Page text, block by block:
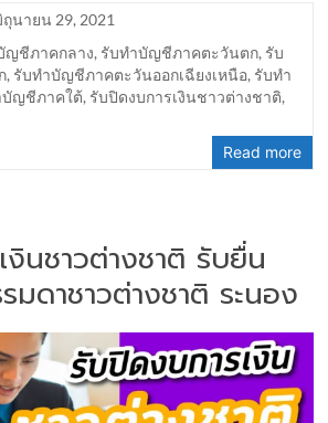
ถุนายน 29, 2021
ญชีภาคกลาง, รับทำบัญชีภาคตะวันตก, รับ
, รับทำบัญชีภาคตะวันออกเฉียงเหนือ, รับทำ
บัญชีภาคใต้, รับปิดงบการเงินชาวต่างชาติ,
Read more
นชาวต่างชาติ รับยื่น
มดาชาวต่างชาติ ระนอง